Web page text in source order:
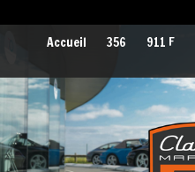
Accueil
356 911 F